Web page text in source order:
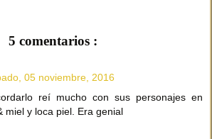
5 comentarios :
05 noviembre, 2016
reí mucho con sus personajes en
miel y loca piel. Era genial